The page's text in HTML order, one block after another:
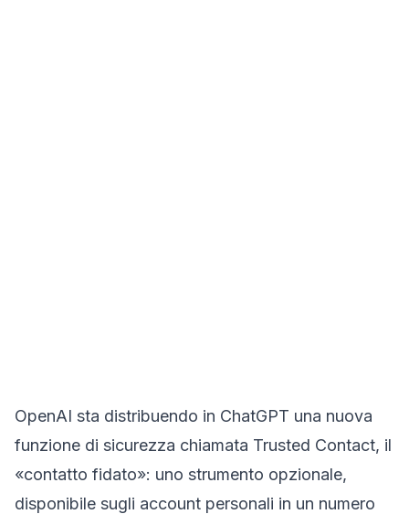
OpenAI sta distribuendo in ChatGPT una nuova
funzione di sicurezza chiamata Trusted Contact, il
«contatto fidato»: uno strumento opzionale,
disponibile sugli account personali in un numero